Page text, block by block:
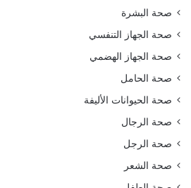
صحة البشرة
صحة الجهاز التنفسي
صحة الجهاز الهضمي
صحة الحامل
صحة الحيوانات الأليفة
صحة الرجال
صحة الرجل
صحة الشعر